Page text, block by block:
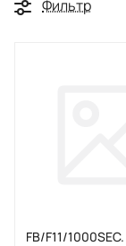
Фильтр
FB/F11/1000SEC.